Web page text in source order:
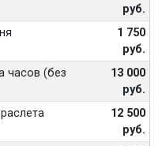
руб.
1 750
руб.
часов (без
13 000
руб.
12 500
руб.